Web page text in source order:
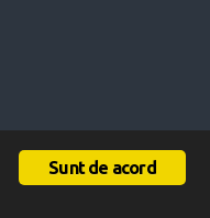
Sunt de acord